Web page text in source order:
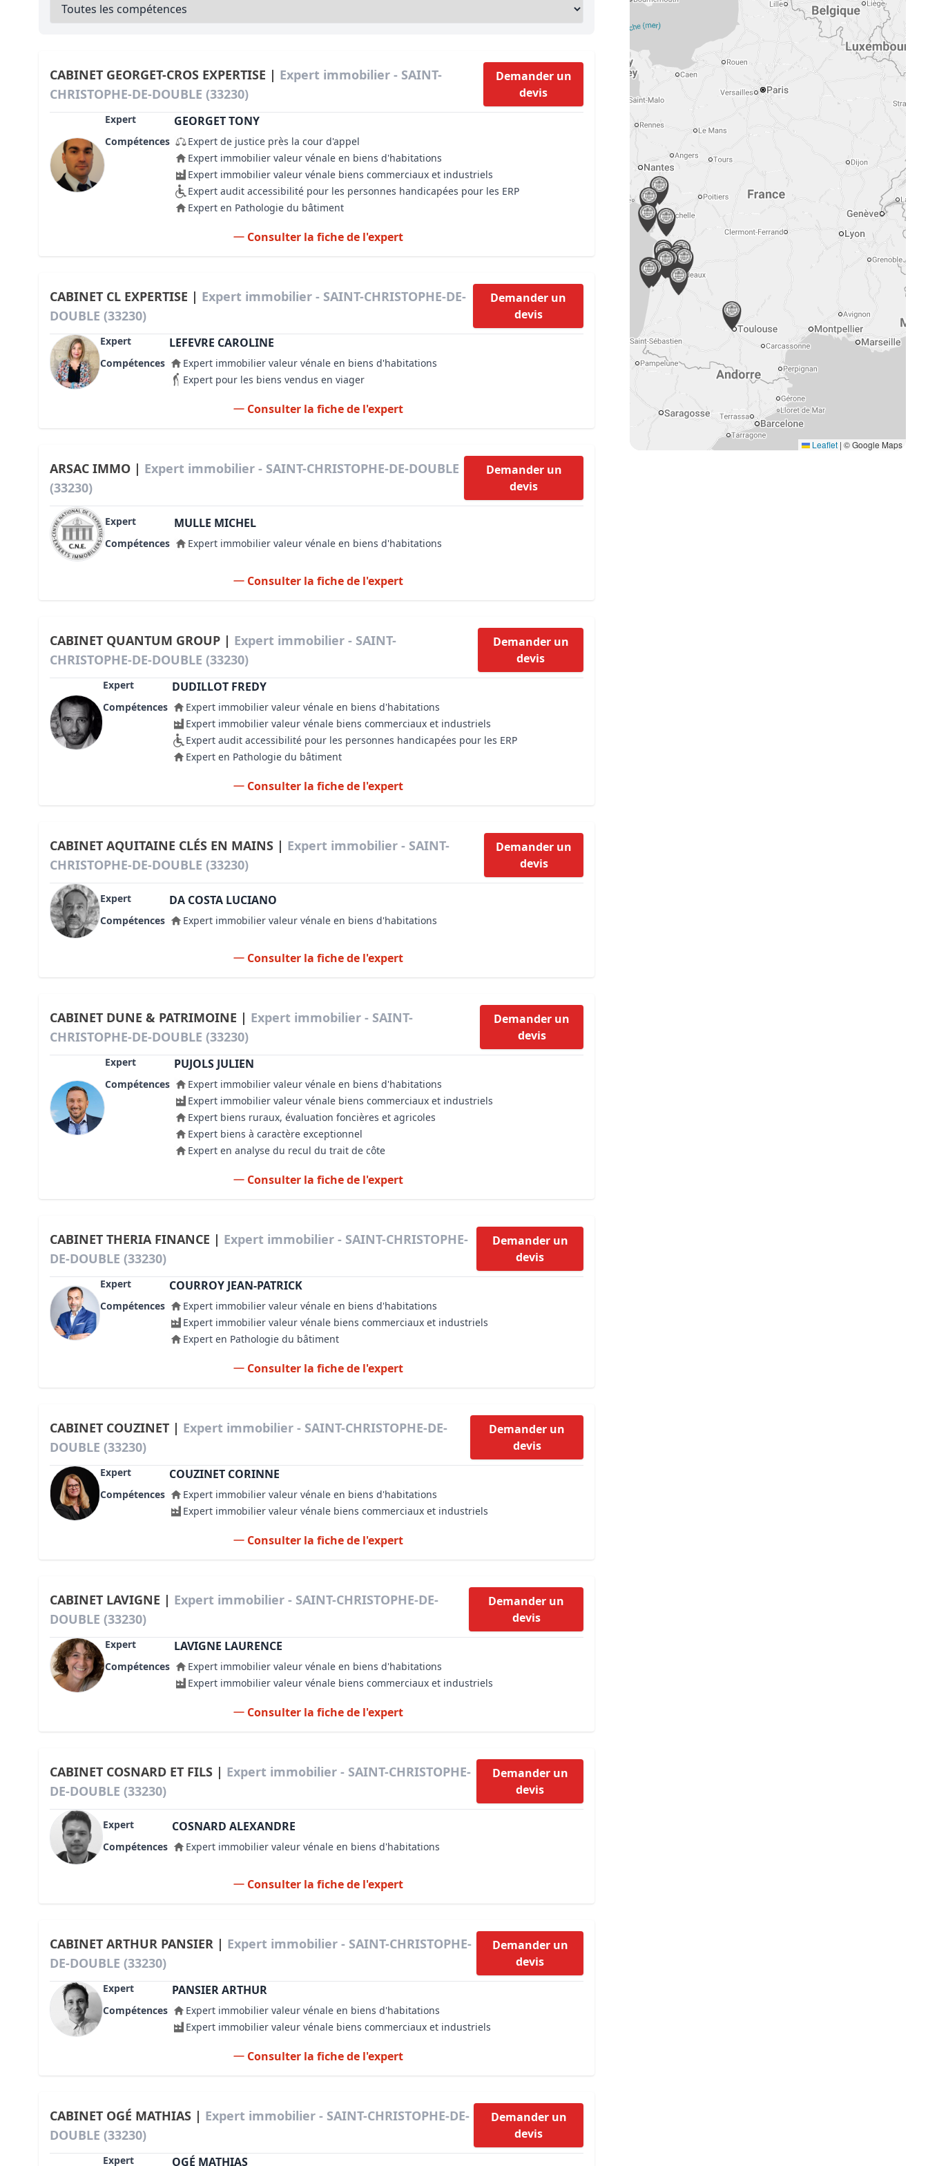
Bioclimatique BBC
Pathologies des bâtiments
Lecture et compréhension d’un Plan Local d’Urbanisme (PLU)
Droit de l'environnement et de l'immobilier
Estimer le droit au bail
Développer et organiser l'activité de Syndic
Biens d’exception, belles demeures, châteaux et traits de côte
IA Essentials®
CABINET GEORGET-CROS EXPERTISE | Expert immobilier - SAINT-
CHRISTOPHE-DE-DOUBLE (33230)
Demander un
devis
Expert GEORGET TONY
Compétences
Expert de justice près la cour d'appel
Expert immobilier valeur vénale en biens d'habitations
Expert immobilier valeur vénale biens commerciaux et industriels
Expert audit accessibilité pour les personnes handicapées pour les ERP
Expert en Pathologie du bâtiment
Consulter la fiche de l'expert
CABINET CL EXPERTISE | Expert immobilier - SAINT-CHRISTOPHE-DE-
DOUBLE (33230)
Demander un
devis
Expert LEFEVRE CAROLINE
Compétences
Expert immobilier valeur vénale en biens d'habitations
Expert pour les biens vendus en viager
Consulter la fiche de l'expert
ARSAC IMMO | Expert immobilier - SAINT-CHRISTOPHE-DE-DOUBLE
(33230)
Demander un
devis
Expert MULLE MICHEL
Compétences Expert immobilier valeur vénale en biens d'habitations
Consulter la fiche de l'expert
CABINET QUANTUM GROUP | Expert immobilier - SAINT-
CHRISTOPHE-DE-DOUBLE (33230)
Demander un
devis
Expert DUDILLOT FREDY
Compétences
Expert immobilier valeur vénale en biens d'habitations
Expert immobilier valeur vénale biens commerciaux et industriels
Expert audit accessibilité pour les personnes handicapées pour les ERP
Expert en Pathologie du bâtiment
Consulter la fiche de l'expert
CABINET AQUITAINE CLÉS EN MAINS | Expert immobilier - SAINT-
CHRISTOPHE-DE-DOUBLE (33230)
Demander un
devis
Expert DA COSTA LUCIANO
Compétences Expert immobilier valeur vénale en biens d'habitations
Consulter la fiche de l'expert
CABINET DUNE & PATRIMOINE | Expert immobilier - SAINT-
CHRISTOPHE-DE-DOUBLE (33230)
Demander un
devis
Expert PUJOLS JULIEN
Compétences
Expert immobilier valeur vénale en biens d'habitations
Expert immobilier valeur vénale biens commerciaux et industriels
Expert biens ruraux, évaluation foncières et agricoles
Expert biens à caractère exceptionnel
Expert en analyse du recul du trait de côte
Consulter la fiche de l'expert
CABINET THERIA FINANCE | Expert immobilier - SAINT-CHRISTOPHE-
DE-DOUBLE (33230)
Demander un
devis
Expert COURROY JEAN-PATRICK
Compétences
Expert immobilier valeur vénale en biens d'habitations
Expert immobilier valeur vénale biens commerciaux et industriels
Expert en Pathologie du bâtiment
Consulter la fiche de l'expert
CABINET COUZINET | Expert immobilier - SAINT-CHRISTOPHE-DE-
DOUBLE (33230)
Demander un
devis
Expert COUZINET CORINNE
Compétences
Expert immobilier valeur vénale en biens d'habitations
Expert immobilier valeur vénale biens commerciaux et industriels
Consulter la fiche de l'expert
CABINET LAVIGNE | Expert immobilier - SAINT-CHRISTOPHE-DE-
DOUBLE (33230)
Demander un
devis
Expert LAVIGNE LAURENCE
Compétences
Expert immobilier valeur vénale en biens d'habitations
Expert immobilier valeur vénale biens commerciaux et industriels
Consulter la fiche de l'expert
CABINET COSNARD ET FILS | Expert immobilier - SAINT-CHRISTOPHE-
DE-DOUBLE (33230)
Demander un
devis
Expert COSNARD ALEXANDRE
Compétences Expert immobilier valeur vénale en biens d'habitations
Consulter la fiche de l'expert
CABINET ARTHUR PANSIER | Expert immobilier - SAINT-CHRISTOPHE-
DE-DOUBLE (33230)
Demander un
devis
Expert PANSIER ARTHUR
Compétences
Expert immobilier valeur vénale en biens d'habitations
Expert immobilier valeur vénale biens commerciaux et industriels
Consulter la fiche de l'expert
CABINET OGÉ MATHIAS | Expert immobilier - SAINT-CHRISTOPHE-DE-
DOUBLE (33230)
Demander un
devis
Expert OGÉ MATHIAS
Leaflet | © Google Maps